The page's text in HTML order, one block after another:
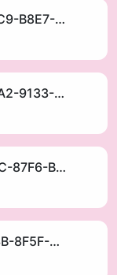
image_4A1EEEBD-A15D-4DC9-B8E7-C033E6E92764_1752404930.jpeg
image_4CE78F2C-B0A2-42A2-9133-180C701758F7_1752404897.jpeg
image_18712663-58D4-4E1C-87F6-BE457826AE25_1752404880.jpeg
image_422CA4F9-5E13-413B-8F5F-D134288F017C_1752404863.jpeg